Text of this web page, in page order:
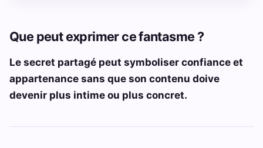
Que peut exprimer ce fantasme ?
Le secret partagé peut symboliser confiance et
appartenance sans que son contenu doive
devenir plus intime ou plus concret.